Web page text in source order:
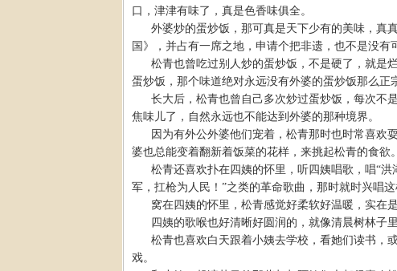
口，津津有味了，真是色香味俱全。
外婆炒的蛋炒饭，那可真是天下少有的美味，真
国》，并占有一席之地，申请个把非遗，也不是没有
松青也曾吃过别人炒的蛋炒饭，不是硬了，就是
蛋炒饭，那个味道绝对永远没有外婆的蛋炒饭那么正
长大后，松青也曾自己多次炒过蛋炒饭，每次不
焦味儿了，自然永远也不能达到外婆的那种境界。
因为有外公外婆他们宠着，松青那时也时常喜欢
婆也总能变着翻新着饭菜的花样，来挑起松青的食欲。
松青还喜欢扑在四姨的怀里，听四姨唱歌，唱“
军，扛枪为人民！”之类的革命歌曲，那时就时兴唱这
窝在四姨的怀里，松青感觉好柔软好温暖，实在
四姨的歌喉也好清晰好圆润的，就像清晨树林子
松青也喜欢白天跟着小姨去学校，看她们读书，
戏。